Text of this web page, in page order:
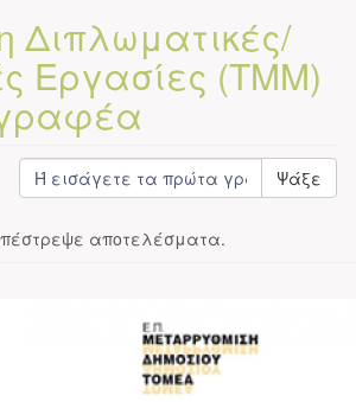
Διπλωματικές/
Εργασίες (ΤΜΜ)
Ψάξε
αποτελέσματα.